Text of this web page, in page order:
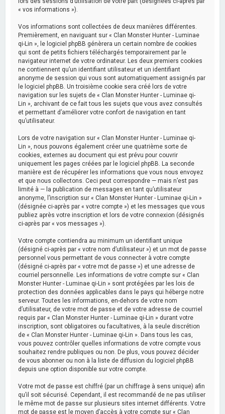
« vos informations »).
Vos informations sont collectées de deux manières différentes.
Premièrement, en naviguant sur « Clan Monster Hunter - Luminae
qi-Lin », le logiciel phpBB génèrera un certain nombre de cookies
qui sont de petits fichiers téléchargés temporairement par le
navigateur internet de votre ordinateur. Les deux premiers cookies
ne contiennent qu’un identifiant utilisateur et un identifiant
anonyme de session qui vous sont automatiquement assignés par
le logiciel phpBB. Un troisième cookie sera créé lors de votre
navigation sur les sujets de « Clan Monster Hunter - Luminae qi-
Lin », archivant de ce fait tous les sujets que vous avez consultés
et permettant d’améliorer votre confort de navigation en tant
qu’utilisateur.
Lors de votre navigation sur « Clan Monster Hunter - Luminae qi-
Lin », nous pouvons également créer une quatrième sorte de
cookies, externes au document qui est prévu pour couvrir
uniquement les pages créées par le logiciel phpBB. La seconde
manière est de récupérer les informations que vous nous envoyez
et que nous collectons. Ceci peut correspondre — mais n’est pas
limité à — la publication de messages en tant qu’utilisateur
anonyme, l’inscription sur « Clan Monster Hunter - Luminae qi-Lin »
(désignée ci-après par « votre compte ») et les messages que vous
publiez après votre inscription et lors de votre connexion (désignés
ci-après par « vos messages »).
Votre compte contiendra au minimum un identifiant unique
(désigné ci-après par « votre nom d’utilisateur ») et un mot de passe
personnel vous permettant de vous connecter à votre compte
(désigné ci-après par « votre mot de passe ») et une adresse de
courriel personnelle. Les informations de votre compte sur « Clan
Monster Hunter - Luminae qi-Lin » sont protégées par les lois de
protection des données applicables dans le pays qui héberge notre
serveur. Toutes les informations, en-dehors de votre nom
d’utilisateur, de votre mot de passe et de votre adresse de courriel
requis par « Clan Monster Hunter - Luminae qi-Lin » durant votre
inscription, sont obligatoires ou facultatives, à la seule discrétion
de « Clan Monster Hunter - Luminae qi-Lin ». Dans tous les cas,
vous pouvez contrôler quelles informations de votre compte vous
souhaitez rendre publiques ou non. De plus, vous pouvez décider
de vous abonner ou non à la liste de diffusion du logiciel phpBB
depuis une option disponible sur votre compte.
Votre mot de passe est chiffré (par un chiffrage à sens unique) afin
qu’il soit sécurisé. Cependant, il est recommandé de ne pas utiliser
le même mot de passe sur plusieurs sites internet différents. Votre
mot de passe est le moyen d’accès à votre compte sur « Clan